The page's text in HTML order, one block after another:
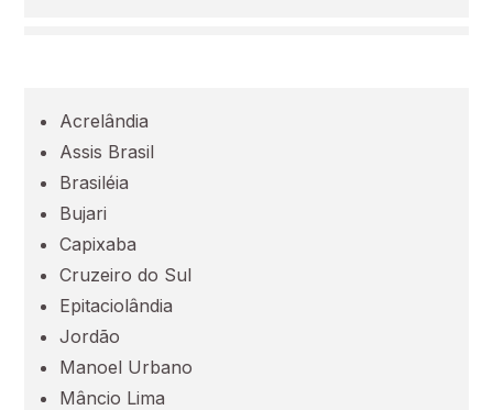
Mato Grosso (MT)
Acrelândia
Assis Brasil
Brasiléia
Bujari
Capixaba
Cruzeiro do Sul
Epitaciolândia
Jordão
Manoel Urbano
Mâncio Lima